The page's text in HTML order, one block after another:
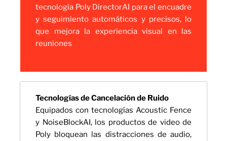
tecnología Poly DirectorAI para el encuadre
y seguimiento automáticos y precisos, lo
que mejora la experiencia visual en las
reuniones
Tecnologías de Cancelación de Ruido
Equipados con tecnologías Acoustic Fence
y NoiseBlockAI, los productos de video de
Poly bloquean las distracciones de audio,